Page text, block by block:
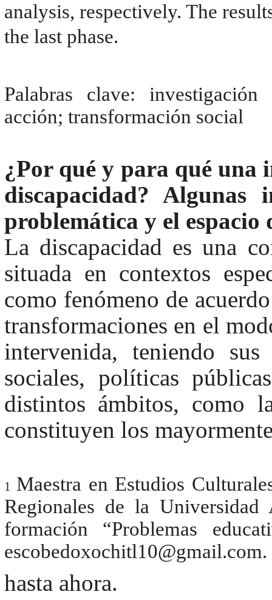
analysis, respectively. The
the last phase.
Palabras clave:
acción; transformación social
¿Por qué y para qué una
discapacidad? Algunas
problemática y el espacio
La discapacidad es una
situada en contextos
como fenómeno de
transformaciones en el
intervenida, teniendo
sociales, políticas
distintos ámbitos, como
constituyen los
1 Maestra en Estudios
Regionales de la
formación “Problemas
escobedoxochitl10@gmail.com.
hasta ahora.